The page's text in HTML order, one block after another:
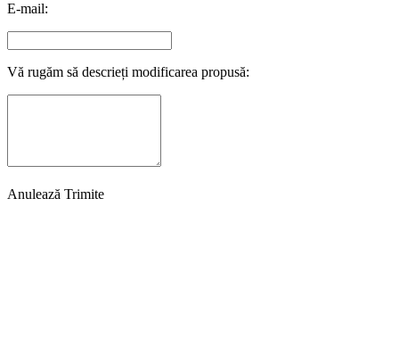
E-mail:
Vă rugăm să descrieți modificarea propusă:
Anulează Trimite